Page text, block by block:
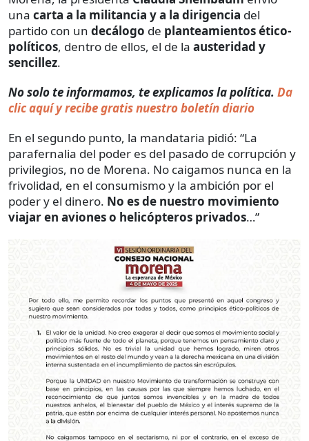
una carta a la militancia y a la dirigencia del
partido con un decálogo de planteamientos ético-
políticos, dentro de ellos, el de la austeridad y
sencillez.
No solo te informamos, te explicamos la política. Da
clic aquí y recibe gratis nuestro boletín diario
En el segundo punto, la mandataria pidió: “La
parafernalia del poder es del pasado de corrupción y
privilegios, no de Morena. No caigamos nunca en la
frivolidad, en el consumismo y la ambición por el
poder y el dinero. No es de nuestro movimiento
viajar en aviones o helicópteros privados…”